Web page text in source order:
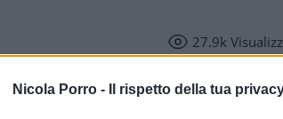
Nicola Porro - Il rispetto della tua
27.9k